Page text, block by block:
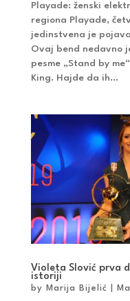
Playade: ženski
regiona Playade,
jedinstvena je
Ovaj bend nedavno
pesme „Stand by
King. Hajde da ih...
Violeta Slović prva
istoriji
by Marija Bijelić